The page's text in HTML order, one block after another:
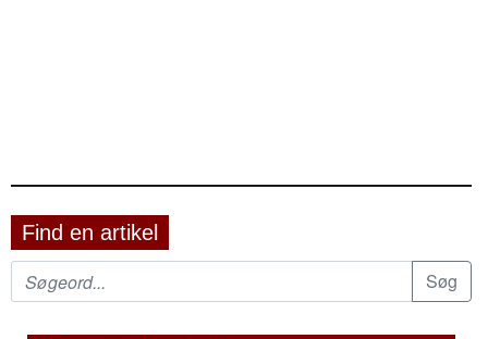
Find en artikel